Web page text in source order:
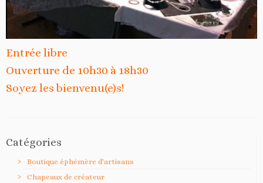
Entrée libre
Ouverture de 10h30 à 18h30
Soyez les bienvenu(e)s!
Catégories
Boutique éphémère d'artisans
Chapeaux de créateur